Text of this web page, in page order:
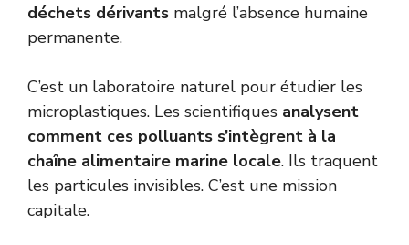
déchets dérivants malgré l’absence humaine
permanente.
C’est un laboratoire naturel pour étudier les
microplastiques. Les scientifiques analysent
comment ces polluants s’intègrent à la
chaîne alimentaire marine locale. Ils traquent
les particules invisibles. C’est une mission
capitale.